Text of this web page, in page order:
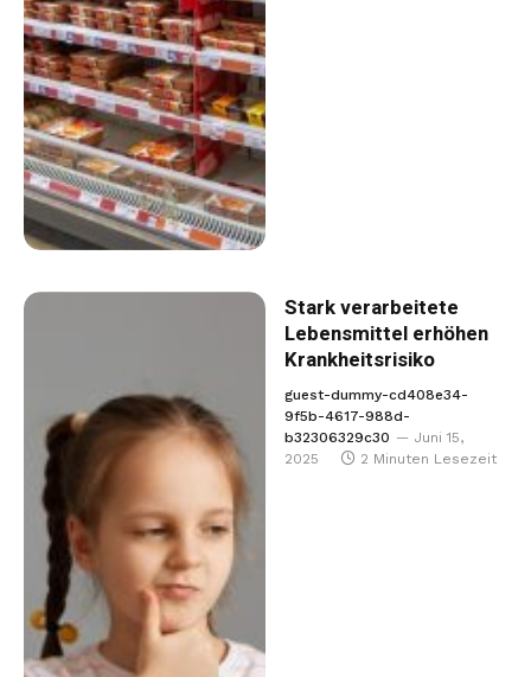
Stark verarbeitete
Lebensmittel erhöhen
Krankheitsrisiko
guest-dummy-cd408e34-
9f5b-4617-988d-
b32306329c30
Juni 15,
2025
2 Minuten Lesezeit